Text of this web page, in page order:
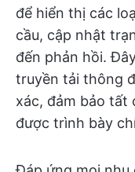
để hiển thị các
cầu, cập nhật
đến phản hồi.
truyền tải thông
xác, đảm bảo tất
được trình bày